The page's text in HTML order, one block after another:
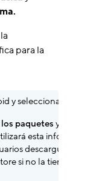
para la
y selecciona
paquetes y el
esta información
descarguen tu
si no la tienen